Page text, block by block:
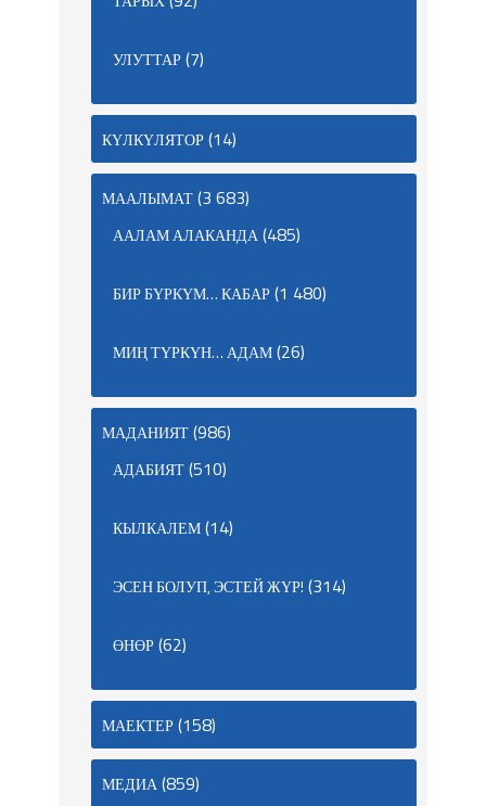
УЛУТТАР(7)
КҮЛКҮЛЯТОР(14)
МААЛЫМАТ(3 683)
ААЛАМ АЛАКАНДА(485)
БИР БҮРКҮМ… КАБАР(1 480)
МИҢ ТҮРКҮН… АДАМ(26)
МАДАНИЯТ(986)
АДАБИЯТ(510)
КЫЛКАЛЕМ(14)
ЭСЕН БОЛУП, ЭСТЕЙ ЖҮР! (314)
ӨНӨР(62)
МАЕКТЕР(158)
МЕДИА(859)